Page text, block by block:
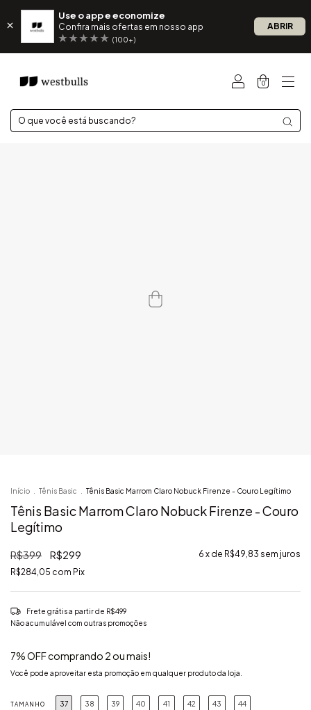
Use o app e economize
Confira mais ofertas em nosso app
(100+)
ABRIR
0
Início . Tênis Basic . Tênis Basic Marrom Claro Nobuck Firenze - Couro Legítimo
Tênis Basic Marrom Claro Nobuck Firenze - Couro
Legítimo
R$399 R$299
R$284,05 com Pix
6 x de R$49,83 sem juros
Frete grátisa partir de R$499
Não acumulável com outras promoções
7% OFF comprando 2 ou mais!
Você pode aproveitar esta promoção em qualquer produto da loja.
TAMANHO 37 38 39 40 41 42 43 44